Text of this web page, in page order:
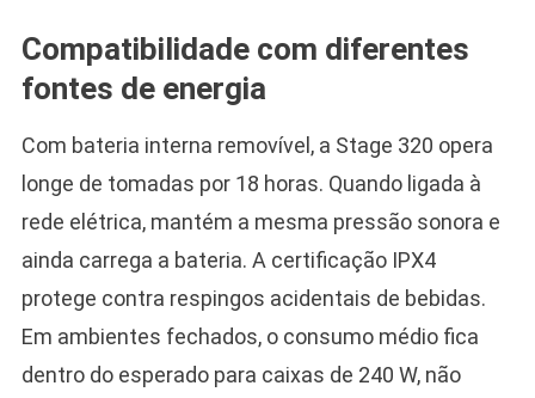
Compatibilidade com diferentes
fontes de energia
Com bateria interna removível, a Stage 320 opera
longe de tomadas por 18 horas. Quando ligada à
rede elétrica, mantém a mesma pressão sonora e
ainda carrega a bateria. A certificação IPX4
protege contra respingos acidentais de bebidas.
Em ambientes fechados, o consumo médio fica
dentro do esperado para caixas de 240 W, não